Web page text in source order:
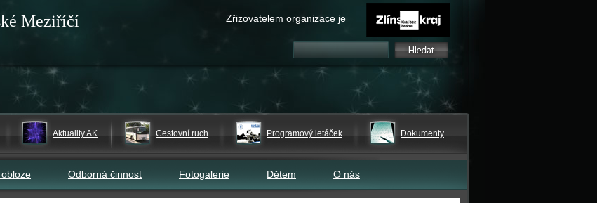
Meziříčí Zřizovatelem organizace je
Aktuality AK Cestovní ruch Programový letáček Dokumenty
obloze Odborná činnost Fotogalerie Dětem O nás